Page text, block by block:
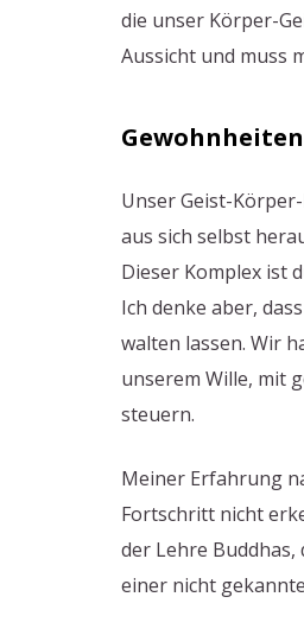
die unser Körper-
Aussicht und muss
Unser Geist-
aus sich selbst
Dieser Komplex ist
Ich denke aber,
walten lassen. Wir
unserem Wille, mit
steuern.
Meiner Erfahrung
Fortschritt nicht
der Lehre
einer nicht